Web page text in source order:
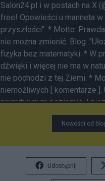
Salon24.pl i w postach na X
free! Opowieści u manneta
przyszłości". * Motto:
nie można zmienić. Blog:
fizyka bez matematyki. * W
dźwięki i więcej nie ma w
nie pochodzi z tej Ziemi. *
niemożliwych [ komentarze
prymitywnym poziomie. I
językiem wg komentatorów.
Banuję nickname piszący
Nowości od
Udostępnij